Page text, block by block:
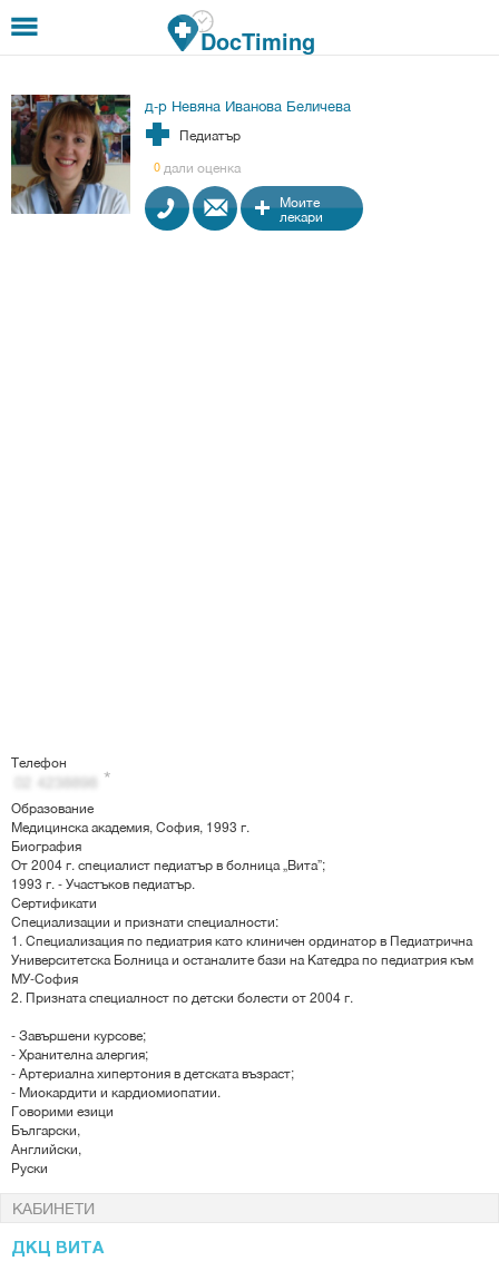
Премини към основното съдържание
DocTiming
д-р Невяна Иванова Беличева
Педиатър
0 дали оценка
Моите
лекари
Телефон
Образование
Медицинска академия, София, 1993 г.
Биография
От 2004 г. специалист педиатър в болница „Вита”;
1993 г. - Участъков педиатър.
Сертификати
Специализации и признати специалности:
1. Специализация по педиатрия като клиничен ординатор в Педиатрична
Университетска Болница и останалите бази на Катедра по педиатрия към
МУ-София
2. Призната специалност по детски болести от 2004 г.
- Завършени курсове;
- Хранителна алергия;
- Артериална хипертония в детската възраст;
- Миокардити и кардиомиопатии.
Говорими езици
Български,
Английски,
Руски
КАБИНЕТИ
ДКЦ ВИТА